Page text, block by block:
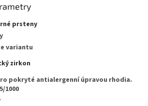
prsteny
variantu
zirkon
pokryté antialergenní úpravou rhodia.
1000